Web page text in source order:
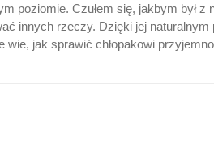
poziomie. Czułem się, jakbym był
innych rzeczy. Dzięki jej naturalnym
jak sprawić chłopakowi